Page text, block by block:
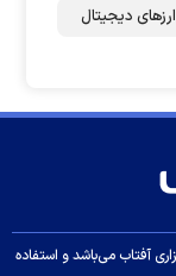
دیجیتال
آفتاب می‌باشد و استفاده